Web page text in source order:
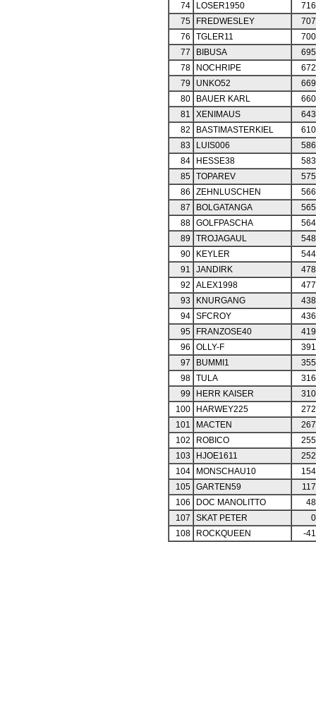
74
LOSER1950
75
FREDWESLEY
76
TGLER11
77
BIBUSA
78
NOCHRIPE
79
UNKO52
80
BAUER KARL
81
XENIMAUS
82
BASTIMASTERKIEL
83
LUIS006
84
HESSE38
85
TOPAREV
86
ZEHNLUSCHEN
87
BOLGATANGA
88
GOLFPASCHA
89
TROJAGAUL
90
KEYLER
91
JANDIRK
92
ALEX1998
93
KNURGANG
94
SFCROY
95
FRANZOSE40
96
OLLY-F
97
BUMMI1
98
TULA
99
HERR KAISER
100
HARWEY225
101
MACTEN
102
ROBICO
103
HJOE1611
104
MONSCHAU10
105
GARTEN59
106
DOC MANOLITTO
107
SKAT PETER
108
ROCKQUEEN -